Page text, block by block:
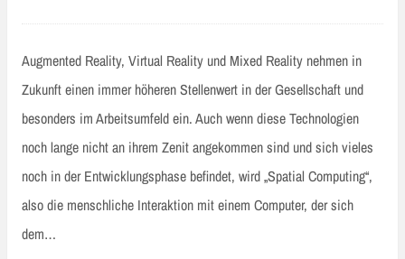
Augmented Reality, Virtual Reality und Mixed Reality nehmen in
Zukunft einen immer höheren Stellenwert in der Gesellschaft und
besonders im Arbeitsumfeld ein. Auch wenn diese Technologien
noch lange nicht an ihrem Zenit angekommen sind und sich vieles
noch in der Entwicklungsphase befindet, wird „Spatial Computing“,
also die menschliche Interaktion mit einem Computer, der sich
dem…